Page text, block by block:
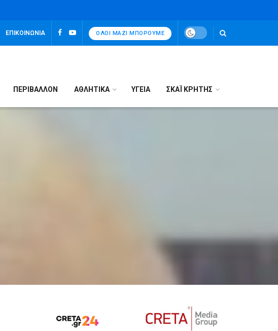
ΕΠΙΚΟΙΝΩΝΊΑ ΌΛΟΙ ΜΑΖΊ ΜΠΟΡΟΎΜΕ
ΠΕΡΙΒΑΛΛΟΝ ΑΘΛΗΤΙΚΑ ΥΓΕΙΑ ΣΚΑΪ ΚΡΗΤΗΣ